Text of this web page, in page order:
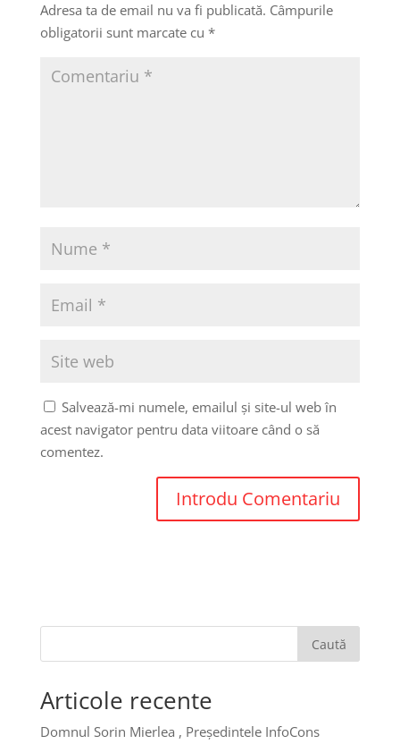
Adresa ta de email nu va fi publicată. Câmpurile
obligatorii sunt marcate cu *
Salvează-mi numele, emailul și site-ul web în
acest navigator pentru data viitoare când o să
comentez.
Caută
Articole recente
Domnul Sorin Mierlea , Președintele InfoCons